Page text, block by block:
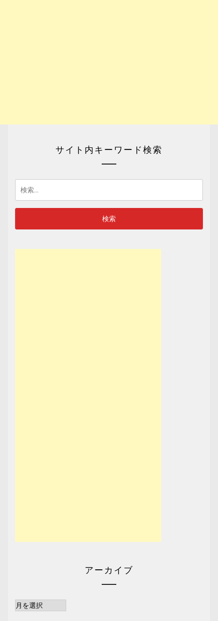
サイト内キーワード検索
検
索:
アーカイブ
ア